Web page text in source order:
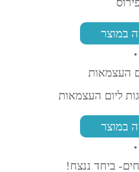
במוצר
העצמאות
במוצר
ביחד ננצח!